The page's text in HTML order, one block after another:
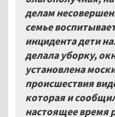
делам
семье
инцидента дети
делала уборку,
установлена
происшествия
которая и
настоящее время